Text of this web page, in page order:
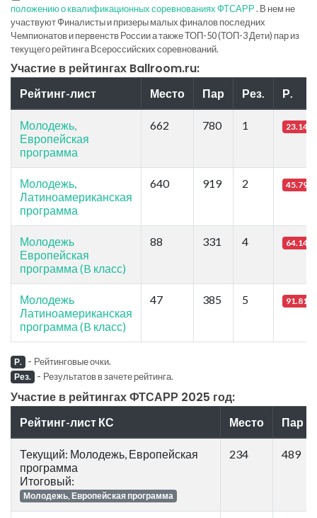
положению о квалификационных соревнованиях ФТСАРР. В нем не
участвуют Финалисты и призеры малых финалов последних
Чемпионатов и первенств России а также ТОП-50 (ТОП-3 Дети) пар из
текущего рейтинга Всероссийских соревнований.
Участие в рейтингах Ballroom.ru:
Рейтинг-лист Место Пар Рез. Р.
Молодежь,
Европейская
программа
662 780 1 23.14
Молодежь,
Латиноамериканская
программа
640 919 2 45.79
Молодежь
Европейская
программа (B класс)
88 331 4 64.14
Молодежь
Латиноамериканская
программа (B класс)
47 385 5 91.81
Р. - Рейтинговые очки.
Рез. - Результатов в зачете рейтинга.
Участие в рейтингах ФТСАРР 2025 год:
Рейтинг-лист КС Место Пар
Текущий: Молодежь, Европейская
программа
Итоговый:
Молодежь, Европейская программа
234 489